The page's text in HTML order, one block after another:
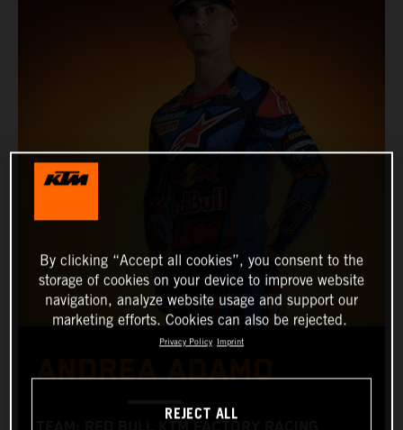
ANDREA ADAMO
By clicking “Accept all cookies”, you consent to the
storage of cookies on your device to improve website
navigation, analyze website usage and support our
marketing efforts. Cookies can also be rejected.
Privacy Policy Imprint
REJECT ALL